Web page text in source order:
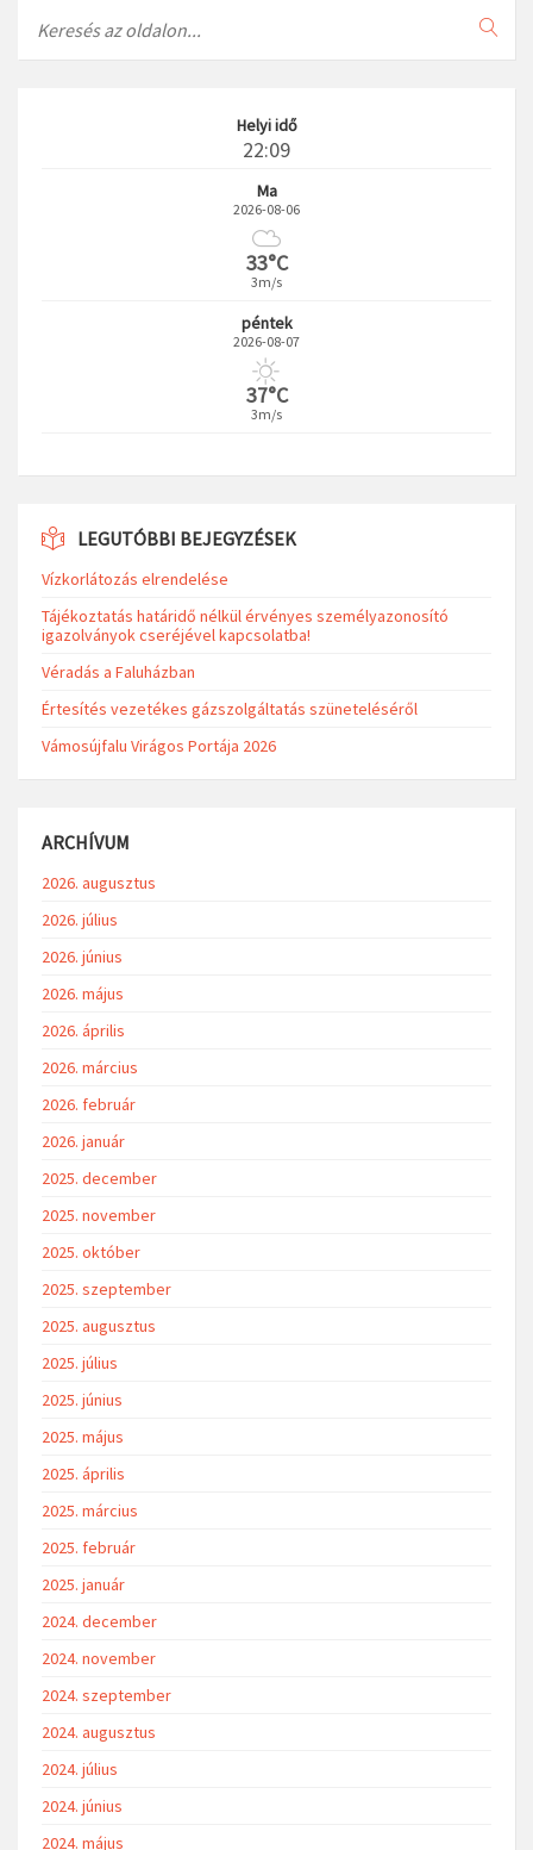
Helyi idő
22:09
Ma
2026-08-06
33°C
3m/s
péntek
2026-08-07
37°C
3m/s
LEGUTÓBBI BEJEGYZÉSEK
Vízkorlátozás elrendelése
Tájékoztatás határidő nélkül érvényes személyazonosító
igazolványok cseréjével kapcsolatba!
Véradás a Faluházban
Értesítés vezetékes gázszolgáltatás szüneteléséről
Vámosújfalu Virágos Portája 2026
ARCHÍVUM
2026. augusztus
2026. július
2026. június
2026. május
2026. április
2026. március
2026. február
2026. január
2025. december
2025. november
2025. október
2025. szeptember
2025. augusztus
2025. július
2025. június
2025. május
2025. április
2025. március
2025. február
2025. január
2024. december
2024. november
2024. szeptember
2024. augusztus
2024. július
2024. június
2024. május